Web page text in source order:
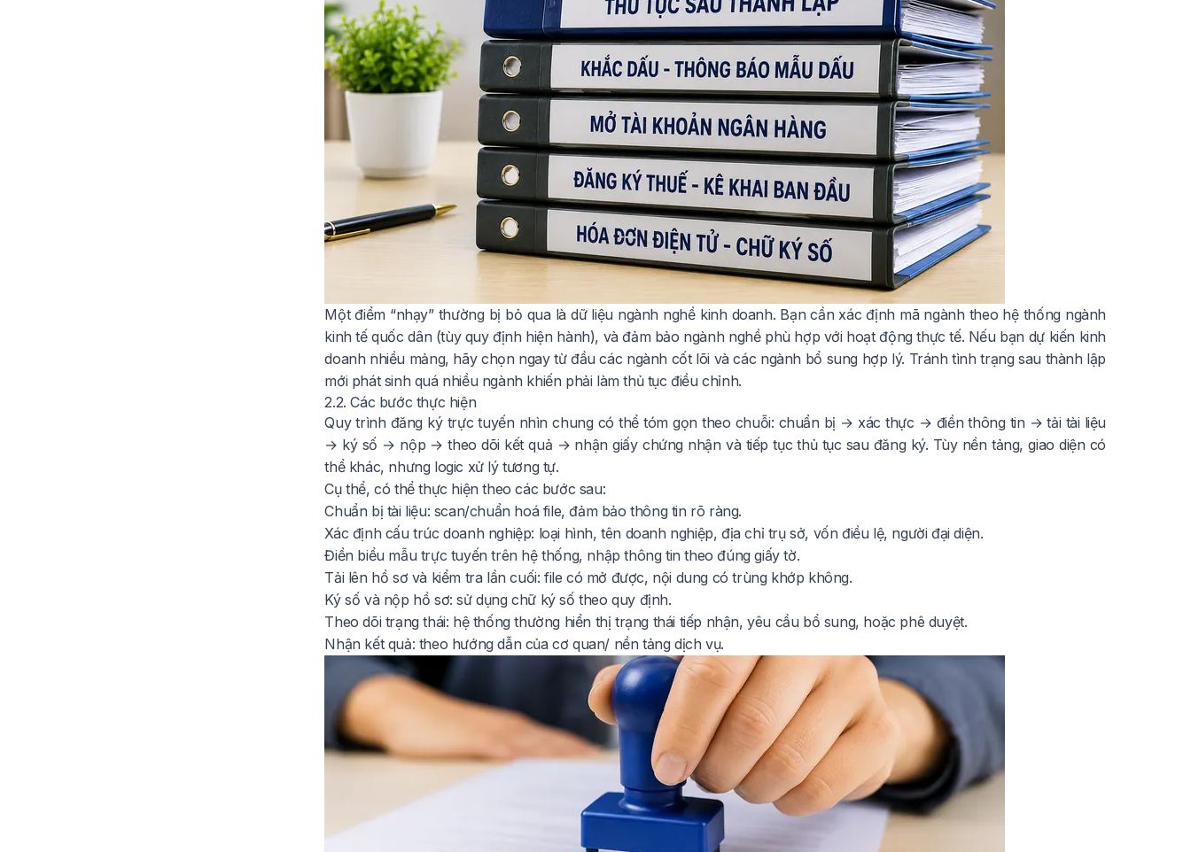
Một điểm “nhạy” thường bị bỏ qua là dữ liệu ngành nghề kinh doanh. Bạn cần xác định mã ngành theo hệ thống ngành
kinh tế quốc dân (tùy quy định hiện hành), và đảm bảo ngành nghề phù hợp với hoạt động thực tế. Nếu bạn dự kiến kinh
doanh nhiều mảng, hãy chọn ngay từ đầu các ngành cốt lõi và các ngành bổ sung hợp lý. Tránh tình trạng sau thành lập
mới phát sinh quá nhiều ngành khiến phải làm thủ tục điều chỉnh.
2.2. Các bước thực hiện
Quy trình đăng ký trực tuyến nhìn chung có thể tóm gọn theo chuỗi: chuẩn bị → xác thực → điền thông tin → tải tài liệu
→ ký số → nộp → theo dõi kết quả → nhận giấy chứng nhận và tiếp tục thủ tục sau đăng ký. Tùy nền tảng, giao diện có
thể khác, nhưng logic xử lý tương tự.
Cụ thể, có thể thực hiện theo các bước sau:
Chuẩn bị tài liệu: scan/chuẩn hoá file, đảm bảo thông tin rõ ràng.
Xác định cấu trúc doanh nghiệp: loại hình, tên doanh nghiệp, địa chỉ trụ sở, vốn điều lệ, người đại diện.
Điền biểu mẫu trực tuyến trên hệ thống, nhập thông tin theo đúng giấy tờ.
Tải lên hồ sơ và kiểm tra lần cuối: file có mở được, nội dung có trùng khớp không.
Ký số và nộp hồ sơ: sử dụng chữ ký số theo quy định.
Theo dõi trạng thái: hệ thống thường hiển thị trạng thái tiếp nhận, yêu cầu bổ sung, hoặc phê duyệt.
Nhận kết quả: theo hướng dẫn của cơ quan/ nền tảng dịch vụ.